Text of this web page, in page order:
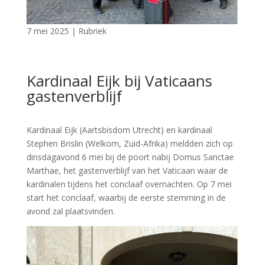
7 mei 2025 | Rubriek
Kardinaal Eijk bij Vaticaans
gastenverblijf
Kardinaal Eijk (Aartsbisdom Utrecht) en kardinaal
Stephen Brislin (Welkom, Zuid-Afrika) meldden zich op
dinsdagavond 6 mei bij de poort nabij Domus Sanctae
Marthae, het gastenverblijf van het Vaticaan waar de
kardinalen tijdens het conclaaf overnachten. Op 7 mei
start het conclaaf, waarbij de eerste stemming in de
avond zal plaatsvinden.